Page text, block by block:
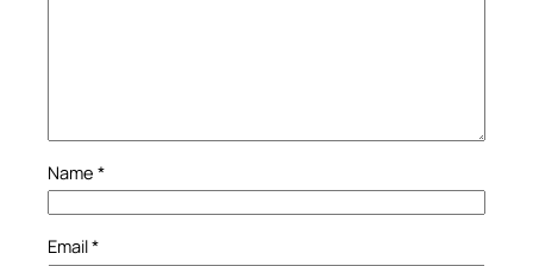
Name *
Email*